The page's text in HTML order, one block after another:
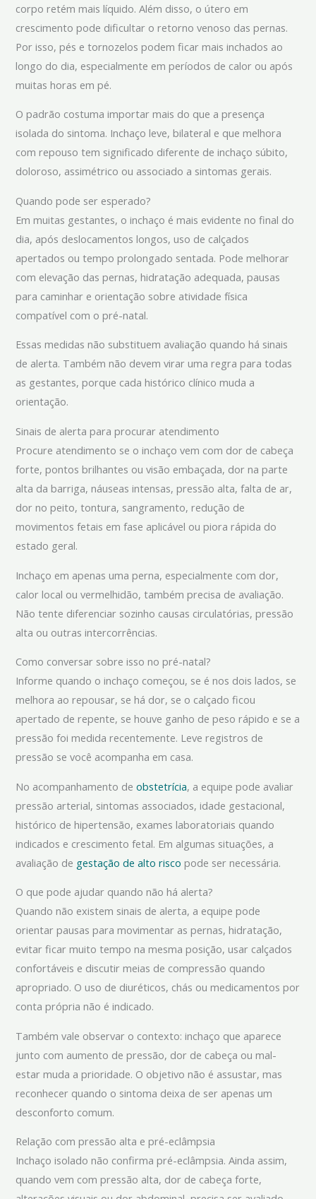
corpo retém mais líquido. Além disso, o útero em
crescimento pode dificultar o retorno venoso das pernas.
Por isso, pés e tornozelos podem ficar mais inchados ao
longo do dia, especialmente em períodos de calor ou após
muitas horas em pé.
O padrão costuma importar mais do que a presença
isolada do sintoma. Inchaço leve, bilateral e que melhora
com repouso tem significado diferente de inchaço súbito,
doloroso, assimétrico ou associado a sintomas gerais.
Quando pode ser esperado?
Em muitas gestantes, o inchaço é mais evidente no final do
dia, após deslocamentos longos, uso de calçados
apertados ou tempo prolongado sentada. Pode melhorar
com elevação das pernas, hidratação adequada, pausas
para caminhar e orientação sobre atividade física
compatível com o pré-natal.
Essas medidas não substituem avaliação quando há sinais
de alerta. Também não devem virar uma regra para todas
as gestantes, porque cada histórico clínico muda a
orientação.
Sinais de alerta para procurar atendimento
Procure atendimento se o inchaço vem com dor de cabeça
forte, pontos brilhantes ou visão embaçada, dor na parte
alta da barriga, náuseas intensas, pressão alta, falta de ar,
dor no peito, tontura, sangramento, redução de
movimentos fetais em fase aplicável ou piora rápida do
estado geral.
Inchaço em apenas uma perna, especialmente com dor,
calor local ou vermelhidão, também precisa de avaliação.
Não tente diferenciar sozinho causas circulatórias, pressão
alta ou outras intercorrências.
Como conversar sobre isso no pré-natal?
Informe quando o inchaço começou, se é nos dois lados, se
melhora ao repousar, se há dor, se o calçado ficou
apertado de repente, se houve ganho de peso rápido e se a
pressão foi medida recentemente. Leve registros de
pressão se você acompanha em casa.
No acompanhamento deobstetrícia, a equipe pode avaliar
pressão arterial, sintomas associados, idade gestacional,
histórico de hipertensão, exames laboratoriais quando
indicados e crescimento fetal. Em algumas situações, a
avaliação de gestação de alto risco pode ser necessária.
O que pode ajudar quando não há alerta?
Quando não existem sinais de alerta, a equipe pode
orientar pausas para movimentar as pernas, hidratação,
evitar ficar muito tempo na mesma posição, usar calçados
confortáveis e discutir meias de compressão quando
apropriado. O uso de diuréticos, chás ou medicamentos por
conta própria não é indicado.
Também vale observar o contexto: inchaço que aparece
junto com aumento de pressão, dor de cabeça ou mal-
estar muda a prioridade. O objetivo não é assustar, mas
reconhecer quando o sintoma deixa de ser apenas um
desconforto comum.
Relação com pressão alta e pré-eclâmpsia
Inchaço isolado não confirma pré-eclâmpsia. Ainda assim,
quando vem com pressão alta, dor de cabeça forte,